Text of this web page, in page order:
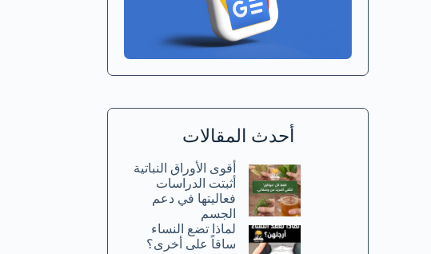
أحدث المقالات
أقوى الأوراق النباتية
أثبتت الدراسات
فعاليتها في دعم
الجسم
لماذا تضع النساء
ساقاً على أخرى؟